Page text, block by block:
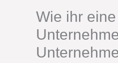
Wie ihr